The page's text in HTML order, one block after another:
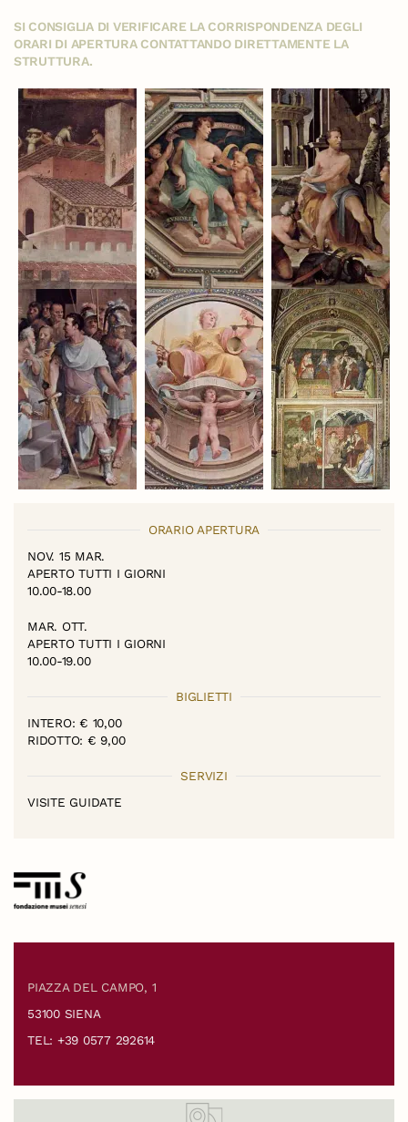
SI CONSIGLIA DI VERIFICARE LA CORRISPONDENZA DEGLI
ORARI DI APERTURA CONTATTANDO DIRETTAMENTE LA
STRUTTURA.
ORARIO APERTURA
NOV. 15 MAR.
APERTO TUTTI I GIORNI
10.00-18.00
MAR. OTT.
APERTO TUTTI I GIORNI
10.00-19.00
BIGLIETTI
INTERO: € 10,00
RIDOTTO: € 9,00
SERVIZI
VISITE GUIDATE
PIAZZA DEL CAMPO, 1
53100 SIENA
TEL: +39 0577 292614